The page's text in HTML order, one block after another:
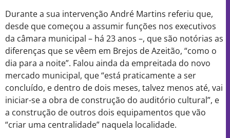
Durante a sua intervenção André Martins referiu que,
desde que começou a assumir funções nos executivos
da câmara municipal – há 23 anos –, que são notórias as
diferenças que se vêem em Brejos de Azeitão, “como o
dia para a noite”. Falou ainda da empreitada do novo
mercado municipal, que “está praticamente a ser
concluído, e dentro de dois meses, talvez menos até, vai
iniciar-se a obra de construção do auditório cultural”, e
a construção de outros dois equipamentos que vão
“criar uma centralidade” naquela localidade.